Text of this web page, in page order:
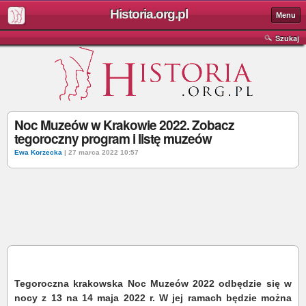
Historia.org.pl Menu
Szukaj
Noc Muzeów w Krakowie 2022. Zobacz
tegoroczny program i listę muzeów
Ewa Korzecka | 27 marca 2022 10:57
Tegoroczna krakowska Noc Muzeów 2022 odbędzie się w
nocy z 13 na 14 maja 2022 r. W jej ramach będzie można